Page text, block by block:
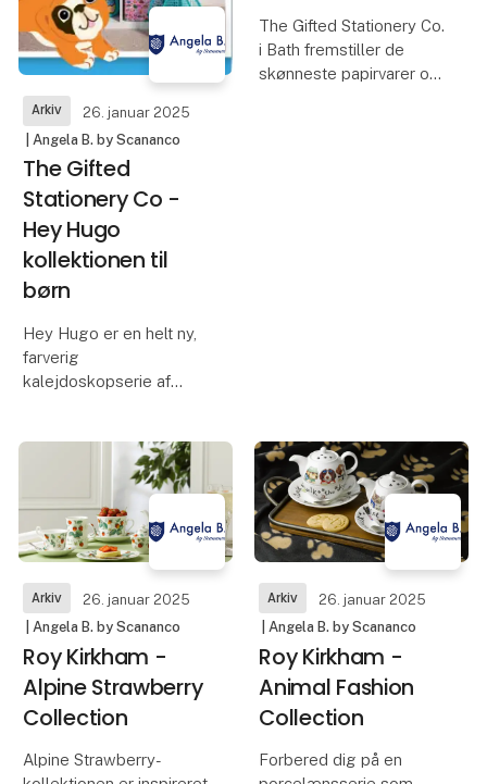
Arkiv
26. januar 2025
| Angela B. by Scananco
The Gifted
Stationery Co -
Hey Hugo
kollektionen til
børn
Hey Hugo er en helt ny,
farverig
kalejdoskopserie af
det nødvendige til skole
og sjove dage – tasker,
penalhuse, madposer,
vandflasker, papirvarer,
bøger
The Gifted Stationery Co.
i Bath fremstiller de
skønneste papirvarer og
Arkiv
26. januar 2025
| Angela B. by Scananco
Roy Kirkham -
Alpine Strawberry
Collection
Alpine Strawberry-
Arkiv
26. januar 2025
| Angela B. by Scananco
Roy Kirkham -
Animal Fashion
Collection
Forbered dig på en